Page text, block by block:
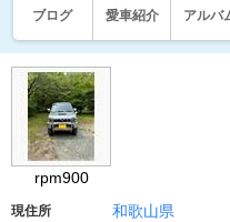
ブログ 愛車紹介 アルバ
rpm900
現住所 和歌山県